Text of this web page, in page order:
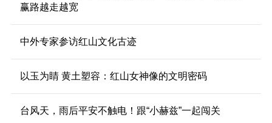
赢路越走越宽
中外专家参访红山文化古迹
以玉为睛 黄土塑容：红山女神像的文明密码
台风天，雨后平安不触电！跟“小赫兹”一起闯关